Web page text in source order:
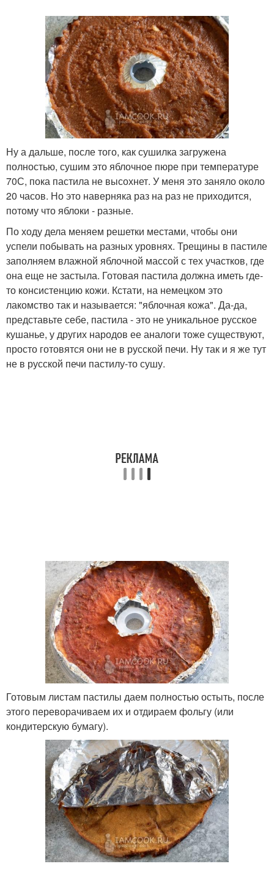
Ну а дальше, после того, как сушилка загружена
полностью, сушим это яблочное пюре при температуре
70С, пока пастила не высохнет. У меня это заняло около
20 часов. Но это наверняка раз на раз не приходится,
потому что яблоки - разные.
По ходу дела меняем решетки местами, чтобы они
успели побывать на разных уровнях. Трещины в пастиле
заполняем влажной яблочной массой с тех участков, где
она еще не застыла. Готовая пастила должна иметь где-
то консистенцию кожи. Кстати, на немецком это
лакомство так и называется: "яблочная кожа". Да-да,
представьте себе, пастила - это не уникальное русское
кушанье, у других народов ее аналоги тоже существуют,
просто готовятся они не в русской печи. Ну так и я же тут
не в русской печи пастилу-то сушу.
Готовым листам пастилы даем полностью остыть, после
этого переворачиваем их и отдираем фольгу (или
кондитерскую бумагу).